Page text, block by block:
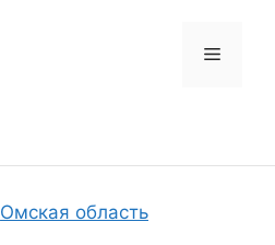
Меню
Омская область